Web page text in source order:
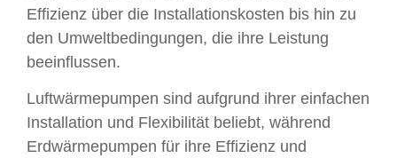
Effizienz über die Installationskosten bis hin zu
den Umweltbedingungen, die ihre Leistung
beeinflussen.
Luftwärmepumpen sind aufgrund ihrer einfachen
Installation und Flexibilität beliebt, während
Erdwärmepumpen für ihre Effizienz und